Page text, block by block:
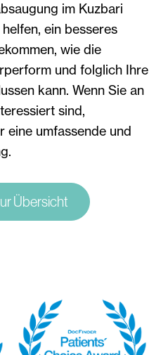
im Kuzbari
ein besseres
wie die
und folglich Ihre
kann. Wenn Sie an
sind,
eine umfassende und
Übersicht